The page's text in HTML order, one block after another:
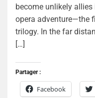
become unlikely
opera adventure—the
trilogy. In the far
[…]
Partager :
Facebook